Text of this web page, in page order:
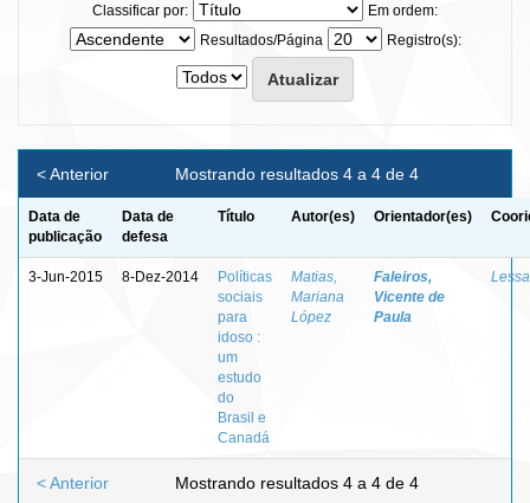
Classificar por:
Em ordem:
Resultados/Página
Registro(s):
Mostrando resultados 4 a 4 de 4
< Anterior
Data de
publicação
Data de
defesa
Título Autor(es) Orientador(es)
3-Jun-2015 8-Dez-2014
Políticas
sociais
para
idoso :
um
estudo
do
Brasil e
Canadá
Matias,
Mariana
López
Faleiros,
Vicente de
Paula
Mostrando resultados 4 a 4 de 4
< Anterior